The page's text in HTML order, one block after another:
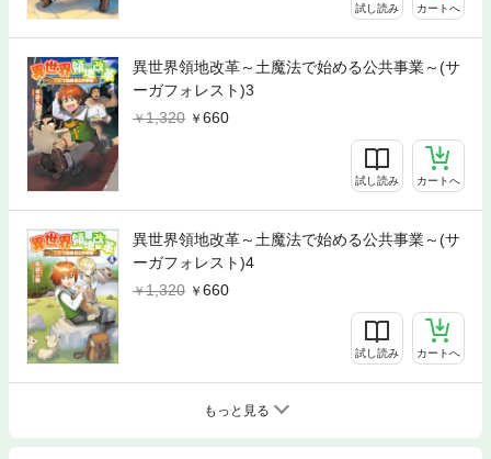
試し読み カートへ
異世界領地改革～土魔法で始める公共事業～(サ
ーガフォレスト)3
1,320
660
試し読み カートへ
異世界領地改革～土魔法で始める公共事業～(サ
ーガフォレスト)4
1,320
660
試し読み カートへ
もっと見る